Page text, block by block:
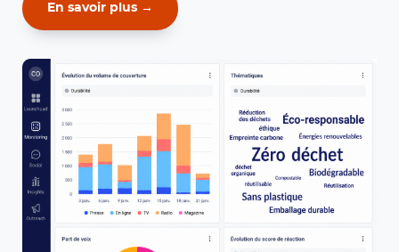
En savoir plus →